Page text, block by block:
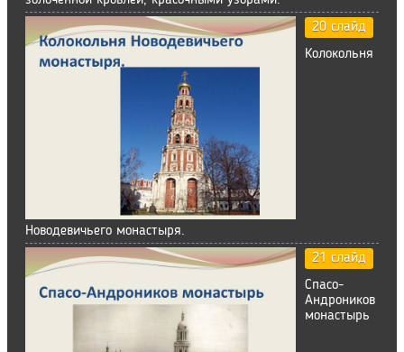
20 слайд
Колокольня
Новодевичьего монастыря.
21 слайд
Спасо-
Андроников
монастырь